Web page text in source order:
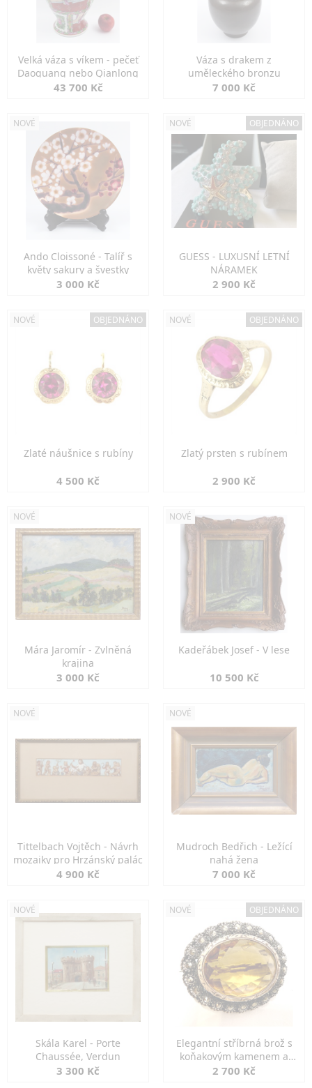
Velká váza s víkem - pečeť
Daoguang nebo Qianlong
43 700 Kč
Váza s drakem z
uměleckého bronzu
7 000 Kč
NOVÉ
Ando Cloissoné - Talíř s
květy sakury a švestky
3 000 Kč
NOVÉ OBJEDNÁNO
GUESS - LUXUSNÍ LETNÍ
NÁRAMEK
2 900 Kč
NOVÉ OBJEDNÁNO
Zlaté náušnice s rubíny
4 500 Kč
NOVÉ OBJEDNÁNO
Zlatý prsten s rubínem
2 900 Kč
NOVÉ
Mára Jaromír - Zvlněná
krajina
3 000 Kč
NOVÉ
Kadeřábek Josef - V lese
10 500 Kč
NOVÉ
Tittelbach Vojtěch - Návrh
mozaiky pro Hrzánský palác
4 900 Kč
NOVÉ
Mudroch Bedřich - Ležící
nahá žena
7 000 Kč
NOVÉ
Skála Karel - Porte
Chaussée, Verdun
3 300 Kč
NOVÉ OBJEDNÁNO
Elegantní stříbrná brož s
koňakovým kamenem a
markazity
2 700 Kč